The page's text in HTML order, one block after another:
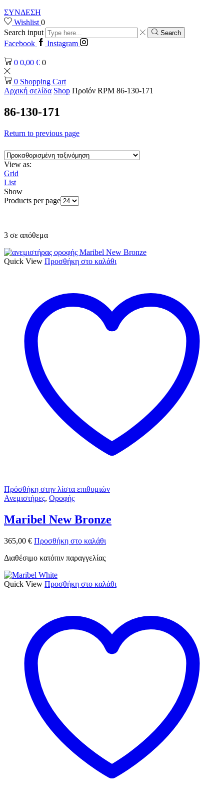
ΣΥΝΔΕΣΗ
Wishlist 0
Search input
Search
Facebook Instagram
0 0,00 € 0
0 Shopping Cart
Αρχική σελίδα Shop Προϊόν RPM 86-130-171
86-130-171
Return to previous page
View as:
Grid
List
Show
Products per page
3 σε απόθεμα
Quick View Προσθήκη στο καλάθι
Πρόσθήκη στην λίστα επιθυμιών
Ανεμιστήρες, Οροφής
Maribel New Bronze
365,00 € Προσθήκη στο καλάθι
Διαθέσιμο κατόπιν παραγγελίας
Quick View Προσθήκη στο καλάθι